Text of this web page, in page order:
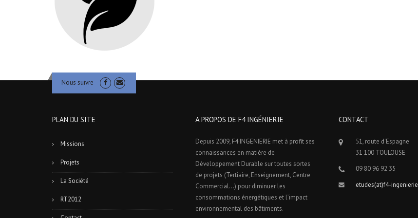
Nous suivre
PLAN DU SITE
Missions
Projets
La Société
RT2012
A PROPOS DE F4 INGÉNIERIE
Depuis 2009, F4 INGENIERIE met à profit ses
connaissances en matière de
Développement Durable sur toutes sortes
de projets (Tertiaire, Enseignement, Centre
Commercial…) pour diminuer les
consommations énergétiques et l’impact
environnemental des bâtiments.
CONTACT
51, route d'Espagne
31 100 TOULOUSE
09 80 96 92 35
etudes(at)f4-